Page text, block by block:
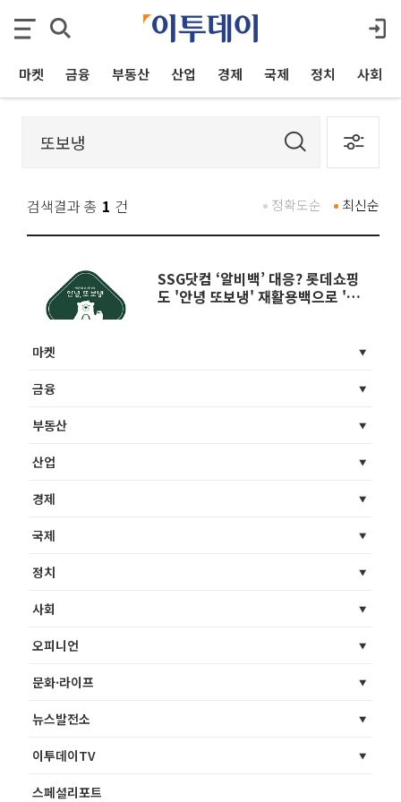
마켓 금융 부동산 산업 경제 국제 정치 사회
검색결과 총 1 건 최신순
정확도순
SSG닷컴 ‘알비백’ 대응? 롯데쇼핑
도 '안녕 또보냉' 재활용백으로 '맞
마켓
금융
부동산
산업
경제
국제
정치
사회
오피니언
문화·라이프
뉴스발전소
이투데이TV
스페셜리포트